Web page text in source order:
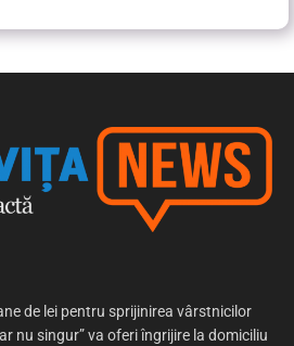
de lei pentru sprijinirea vârstnicilor
nu singur” va oferi îngrijire la domiciliu